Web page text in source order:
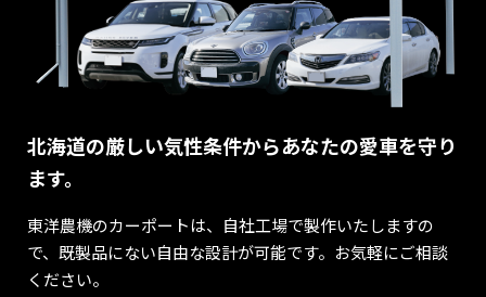
北海道の厳しい気性条件からあなたの愛車を守り
ます。
東洋農機のカーポートは、自社工場で製作いたしますの
で、既製品にない自由な設計が可能です。お気軽にご相談
ください。